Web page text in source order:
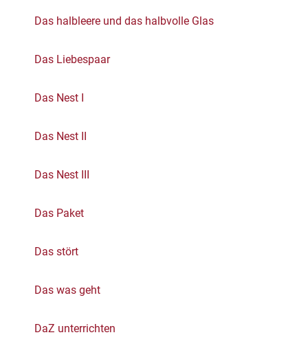
Das halbleere und das halbvolle Glas
Das Liebespaar
Das Nest I
Das Nest II
Das Nest III
Das Paket
Das stört
Das was geht
DaZ unterrichten